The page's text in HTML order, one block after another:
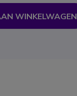
WINKELWAGEN